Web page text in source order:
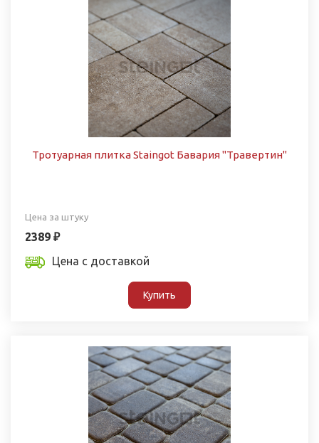
Тротуарная плитка Staingot Бавария "Травертин"
Цена за штуку
2389 ₽
Цена с доставкой
Купить